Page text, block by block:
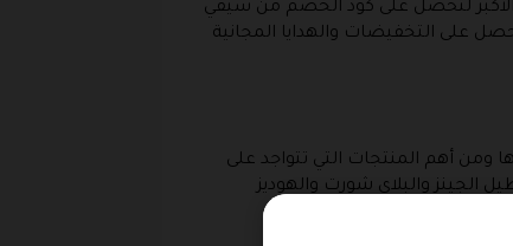
الأكبر لتحصل على كود الخصم من سيفي
على التخفيضات والهدايا المجانية
ومن أهم المنتجات التي تتواجد على
الجينز والبلاي شورت والهوديز